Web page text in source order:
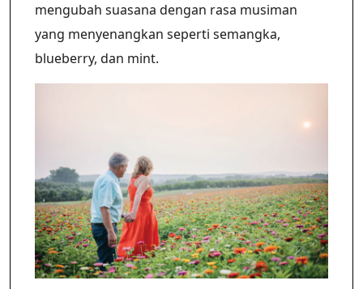
mengubah suasana dengan rasa musiman
yang menyenangkan seperti semangka,
blueberry, dan mint.